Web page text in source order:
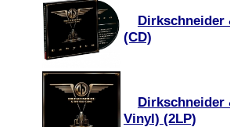
Dirkschneider
(CD)
Dirkschneider
Vinyl) (2LP)